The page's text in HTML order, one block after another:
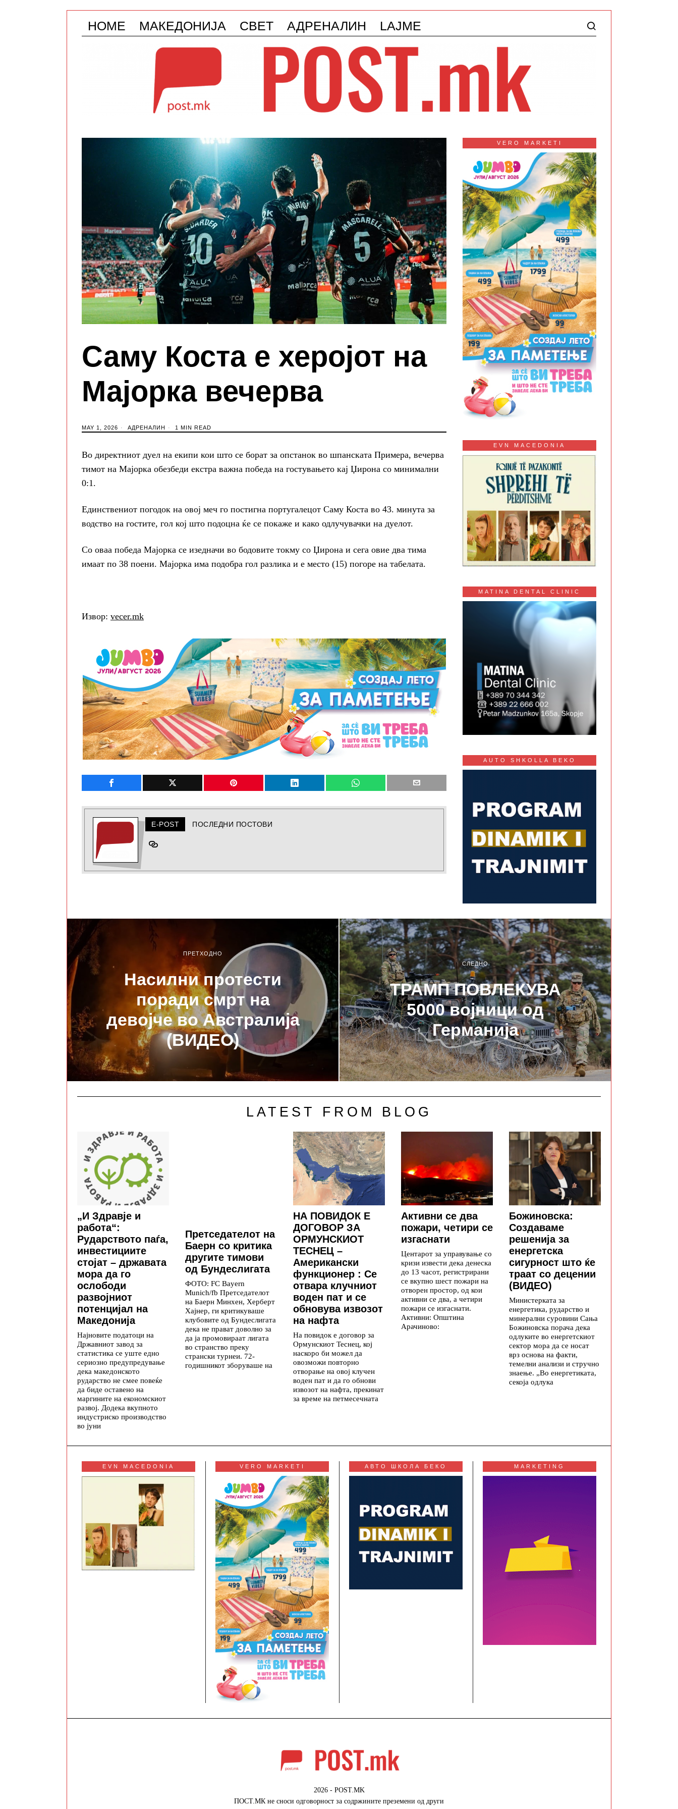
HOME МАКЕДОНИЈА СВЕТ АДРЕНАЛИН LAJME
Саму Коста е херојот на
Мајорка вечерва
MAY 1, 2026 АДРЕНАЛИН 1 MIN READ
Во директниот дуел на екипи кои што се борат за опстанок во шпанската Примера, вечерва
тимот на Мајорка обезбеди екстра важна победа на гостувањето кај Џирона со минимални
0:1.
Единствениот погодок на овој меч го постигна португалецот Саму Коста во 43. минута за
водство на гостите, гол кој што подоцна ќе се покаже и како одлучувачки на дуелот.
Со оваа победа Мајорка се изедначи во бодовите токму со Џирона и сега овие два тима
имаат по 38 поени. Мајорка има подобра гол разлика и е место (15) погоре на табелата.
Извор: vecer.mk
E-POST ПОСЛЕДНИ ПОСТОВИ
VERO MARKETI
EVN MACEDONIA
MATINA DENTAL CLINIC
AUTO SHKOLLA BEKO
ПРЕТХОДНО
Насилни протести
поради смрт на
девојче во Австралија
(ВИДЕО)
СЛЕДНО
ТРАМП ПОВЛЕКУВА
5000 војници од
Германија
LATEST FROM BLOG
„И Здравје и
работа“:
Рударството паѓа,
инвестициите
стојат – државата
мора да го
ослободи
развојниот
потенцијал на
Македонија
Најновите податоци на
Државниот завод за
статистика се уште едно
сериозно предупредување
дека македонското
рударство не смее повеќе
да биде оставено на
маргините на економскиот
развој. Додека вкупното
индустриско производство
во јуни
Претседателот на
Баерн со критика
другите тимови
од Бундеслигата
ФОТО: FC Bayern
Munich/fb Претседателот
на Баерн Минхен, Херберт
Хајнер, ги критикуваше
клубовите од Бундеслигата
дека не прават доволно за
да ја промовираат лигата
во странство преку
странски турнеи. 72-
годишникот зборуваше на
НА ПОВИДОК Е
ДОГОВОР ЗА
ОРМУНСКИОТ
ТЕСНЕЦ –
Американски
функционер : Се
отвара клучниот
воден пат и се
обновува извозот
на нафта
На повидок е договор за
Ормунскиот Теснец, кој
наскоро би можел да
овозможи повторно
отворање на овој клучен
воден пат и да го обнови
извозот на нафта, прекинат
за време на петмесечната
Aктивни се два
пожари, четири се
изгаснати
Центарот за управување со
кризи извести дека денеска
до 13 часот, регистрирани
се вкупно шест пожари на
отворен простор, од кои
активни се два, а четири
пожари се изгаснати.
Активни: Општина
Арачиново:
Божиновска:
Создаваме
решенија за
енергетска
сигурност што ќе
траат со децении
(ВИДЕО)
Министерката за
енергетика, рударство и
минерални суровини Сања
Божиновска порача дека
одлуките во енергетскиот
сектор мора да се носат
врз основа на факти,
темелни анализи и стручно
знаење. „Во енергетиката,
секоја одлука
EVN MACEDONIA VERO MARKETI АВТО ШКОЛА БЕКО MARKETING
2026 - POST.MK
ПОСТ.МК не сноси одговорност за содржините преземени од други